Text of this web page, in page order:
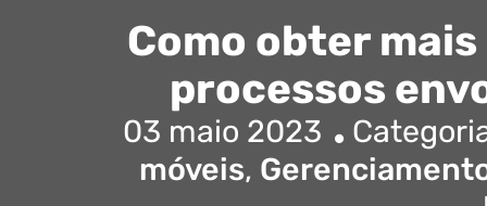
Como obter
processos
03 maio 2023
móveis,